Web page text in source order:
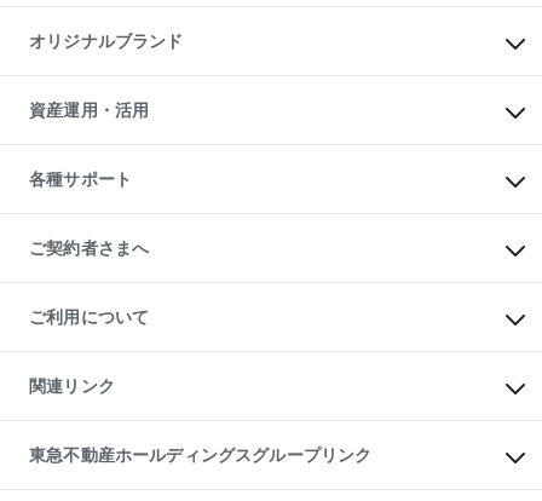
投資用マンション
アパート経営
収益物件
ビル購入（ビル一棟）
投資用不動産の売却査定
事業用不動産の売却査定
マンションライブラリー
人気マンションランキング
暮らしに役立つ不動産メディア
不動産相場・不動産価格情報
不動産コラム・ニュース
不動産用語集
不動産なんでもネット相談室
住まいの税金
オリジナルブランド
一棟リノベーションマンション
L`GENTE（ルジェンテ）
区分リノベーションマンション
投資用一棟レジデンスWELL
不動産小口投資
LEGACIA（レガシア）
資産運用・活用
不動産M&A
アセットマネジメント・出資
各種サポート
相続サポート
リフォームサポート
ご契約者さまへ
ご紹介・再契約特典
入居者様専用-各種ご案内（賃貸）
東急こすもす会「こすもすWeb」
ご利用について
金融商品取引について
東急リバブル ソーシャルメディアポリシー
ご意見・お問い合わせ（金融商品取引専用の相談・お問い合わせ窓口）
ダイレクトメール（郵送物）・Eメールなどの送付停止について
関連リンク
これからご結婚される方に東急百貨店のブライダルクラブ
人材サービスのご用命は 東急リバブルスタッフ株式会社まで
東北の逸品を贈ります 東北すぐれものセレクション
東急不動産ホールディングスグループリンク